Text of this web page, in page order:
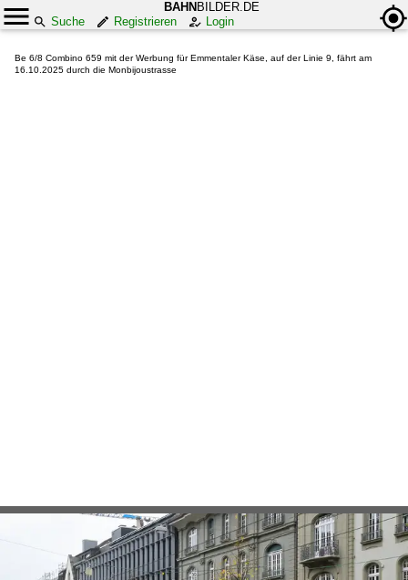
BAHN BILDER.DE
Suche
Registrieren Login
Be 6/8 Combino 659 mit der Werbung für Emmentaler Käse, auf der Linie 9, fährt am
16.10.2025 durch die Monbijoustrasse